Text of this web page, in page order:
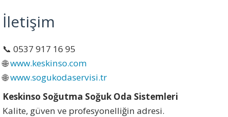
İletişim
📞 0537 917 16 95
🌐www.keskinso.com
🌐www.sogukodaservisi.tr
Keskinso Soğutma Soğuk Oda Sistemleri
Kalite, güven ve profesyonelliğin adresi.